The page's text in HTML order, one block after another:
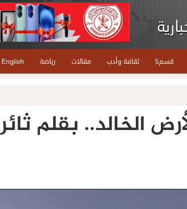
قسم5 ثقافة وأدب مقالات رياضة English
الخالد.. بقلم ثائر